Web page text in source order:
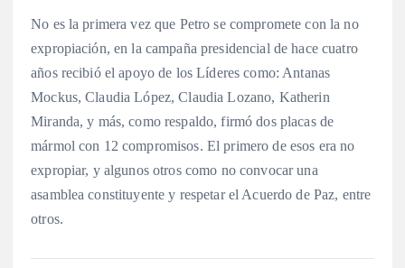
No es la primera vez que Petro se compromete con la no
expropiación, en la campaña presidencial de hace cuatro
años recibió el apoyo de los Líderes como: Antanas
Mockus, Claudia López, Claudia Lozano, Katherin
Miranda, y más, como respaldo, firmó dos placas de
mármol con 12 compromisos. El primero de esos era no
expropiar, y algunos otros como no convocar una
asamblea constituyente y respetar el Acuerdo de Paz, entre
otros.